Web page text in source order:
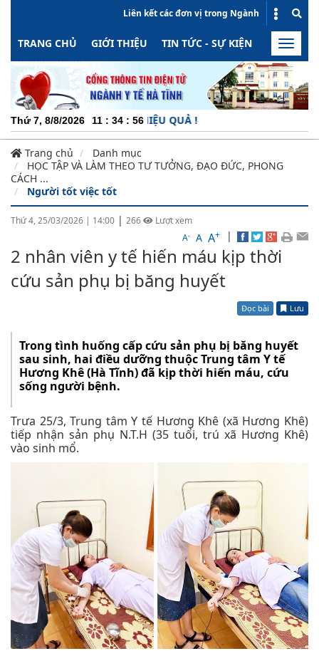
Liên kết các đơn vị trong Ngành
TRANG CHỦ GIỚI THIỆU TIN TỨC - SỰ KIỆN HOẠT
Toggle
Thứ 7, 8/8/2026 11 : 34 : 57
ĐỘNG - MINH BẠCH - HIỆU QUẢ !
Trang chủ
Danh mục
HỌC TẬP VÀ LÀM THEO TƯ TƯỞNG, ĐẠO ĐỨC, PHONG
CÁCH ...
Người tốt việc tốt
Thứ 4, 25/03/2026 | 14:00 | 266
Lượt xem
A- A A+ |
2 nhân viên y tế hiến máu kịp thời
cứu sản phụ bị băng huyết
Đọc bài Lưu
Trong tình huống cấp cứu sản phụ bị băng huyết
sau sinh, hai điều dưỡng thuộc Trung tâm Y tế
Hương Khê (Hà Tĩnh) đã kịp thời hiến máu, cứu
sống người bệnh.
Trưa 25/3, Trung tâm Y tế Hương Khê (xã Hương Khê)
tiếp nhận sản phụ N.T.H (35 tuổi, trú xã Hương Khê)
vào sinh mổ.